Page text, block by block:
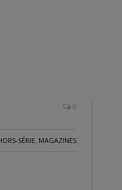
0
SÉRIE, MAGAZINES